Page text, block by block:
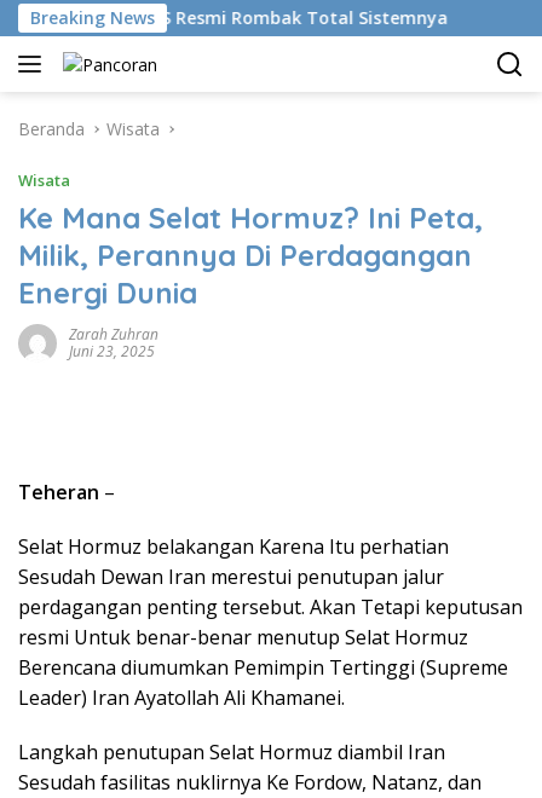
Langsung
ke
konten
Breaking News
AI, BRMS Resmi Rombak Total Sistemnya
Beranda Wisata
Wisata
Ke Mana Selat Hormuz? Ini Peta,
Milik, Perannya Di Perdagangan
Energi Dunia
Zarah Zuhran
Juni 23, 2025
Teheran –
Selat Hormuz belakangan Karena Itu perhatian
Sesudah Dewan Iran merestui penutupan jalur
perdagangan penting tersebut. Akan Tetapi keputusan
resmi Untuk benar-benar menutup Selat Hormuz
Berencana diumumkan Pemimpin Tertinggi (Supreme
Leader) Iran Ayatollah Ali Khamanei.
Langkah penutupan Selat Hormuz diambil Iran
Sesudah fasilitas nuklirnya Ke Fordow, Natanz, dan